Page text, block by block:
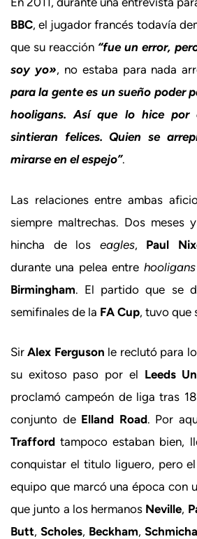
BBC, el jugador francés todavía
que su reacción “fue un error,
soy yo», no estaba para nada
para la gente es un sueño poder
hooligans. Así que lo hice por
sintieran felices. Quien se
mirarse en el espejo”.
Las relaciones entre ambas
siempre maltrechas. Dos meses
hincha de los eagles, Paul
durante una pelea entre hooligans
Birmingham. El partido que se
semifinales de la FA Cup, tuvo que
SirAlex Ferguson le reclutó para
su exitoso paso por el Leeds
proclamó campeón de liga tras
conjunto de Elland Road. Por
Trafford tampoco estaban bien,
conquistar el titulo liguero, pero
equipo que marcó una época con
que junto a los hermanos Neville,
Butt, Scholes, Beckham,